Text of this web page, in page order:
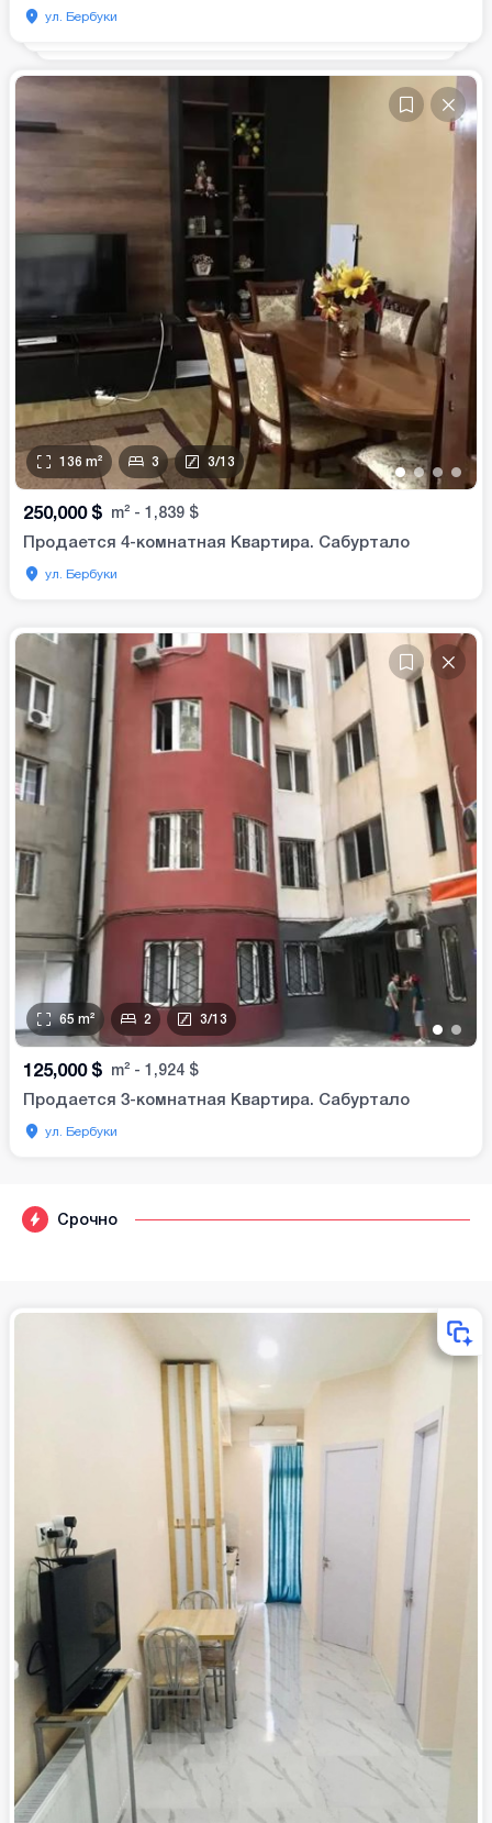
Срочно
ул. Бербуки
••• •
136 m² 3 3/13
250,000 $ m² - 1,839 $
Продается 4-комнатная Квартира. Сабуртало
ул. Бербуки
• •
65 m² 2 3/13
125,000 $ m² - 1,924 $
Продается 3-комнатная Квартира. Сабуртало
ул. Бербуки